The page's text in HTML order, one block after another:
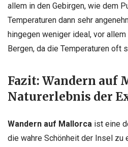
allem in den Gebirgen, wie dem
Temperaturen dann sehr
hingegen weniger ideal, vor
Bergen, da die Temperaturen oft
Fazit: Wandern auf
Naturerlebnis der
Wandern auf Mallorca ist eine
die wahre Schönheit der Insel zu